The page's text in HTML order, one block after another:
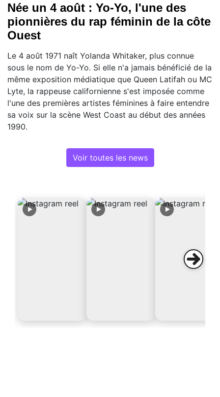
Née un 4 août : Yo-Yo, l'une des
pionnières du rap féminin de la côte
Ouest
Le 4 août 1971 naît Yolanda Whitaker, plus connue
sous le nom de Yo-Yo. Si elle n'a jamais bénéficié de la
même exposition médiatique que Queen Latifah ou MC
Lyte, la rappeuse californienne s'est imposée comme
l'une des premières artistes féminines à faire entendre
sa voix sur la scène West Coast au début des années
1990.
Voir toutes les news